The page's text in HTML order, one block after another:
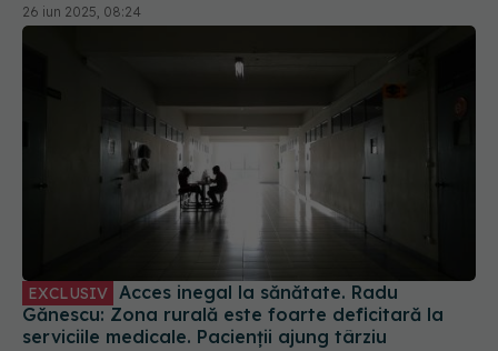
26 iun 2025, 08:24
EXCLUSIV
Gănescu: Zona rurală este foarte deficitară la
serviciile medicale. Pacienții ajung târziu